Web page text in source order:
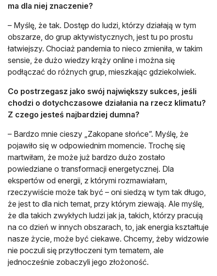
ma dla niej znaczenie?
– Myślę, że tak. Dostęp do ludzi, którzy działają w tym
obszarze, do grup aktywistycznych, jest tu po prostu
łatwiejszy. Chociaż pandemia to nieco zmieniła, w takim
sensie, że dużo wiedzy krąży online i można się
podłączać do różnych grup, mieszkając gdziekolwiek.
Co postrzegasz jako swój największy sukces, jeśli
chodzi o dotychczasowe działania na rzecz klimatu?
Z czego jesteś najbardziej dumna?
– Bardzo mnie cieszy „Zakopane słońce”. Myślę, że
pojawiło się w odpowiednim momencie. Trochę się
martwiłam, że może już bardzo dużo zostało
powiedziane o transformacji energetycznej. Dla
ekspertów od energii, z którymi rozmawiałam,
rzeczywiście może tak być – oni siedzą w tym tak długo,
że jest to dla nich temat, przy którym ziewają. Ale myślę,
że dla takich zwykłych ludzi jak ja, takich, którzy pracują
na co dzień w innych obszarach, to, jak energia kształtuje
nasze życie, może być ciekawe. Chcemy, żeby widzowie
nie poczuli się przytłoczeni tym tematem, ale
jednocześnie zobaczyli jego złożoność.